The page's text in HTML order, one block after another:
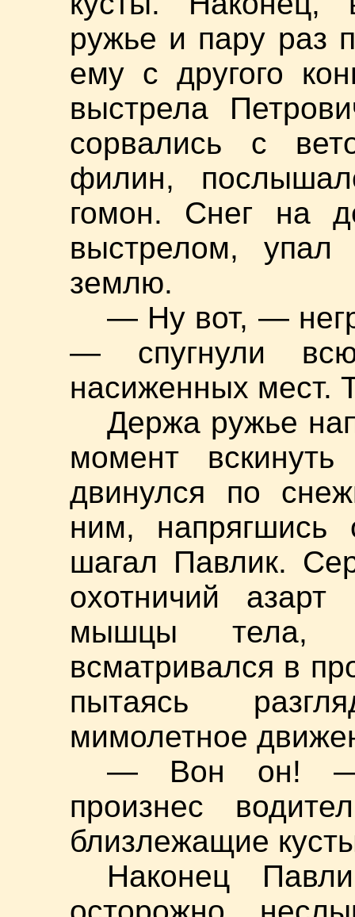
ружье и пару раз
ему с другого
выстрела
сорвались с
филин,
гомон. Снег на
выстрелом,
землю.
— Ну вот, —
— спугнули
насиженных мест.
Держа ружье
момент
двинулся по
ним, напрягшись
шагал Павлик.
охотничий азарт
мышцы тела,
всматривался в
пытаясь
мимолетное
— Вон он! —
произнес
близлежащие
Наконец